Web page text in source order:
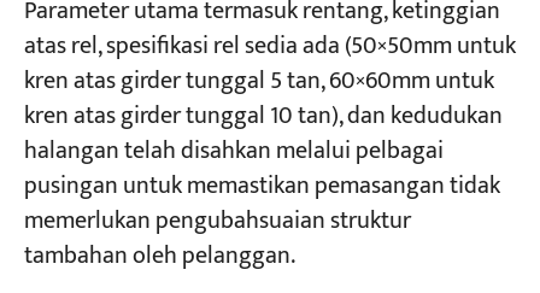
Parameter utama termasuk rentang, ketinggian
atas rel, spesifikasi rel sedia ada (50×50mm untuk
kren atas girder tunggal 5 tan, 60×60mm untuk
kren atas girder tunggal 10 tan), dan kedudukan
halangan telah disahkan melalui pelbagai
pusingan untuk memastikan pemasangan tidak
memerlukan pengubahsuaian struktur
tambahan oleh pelanggan.